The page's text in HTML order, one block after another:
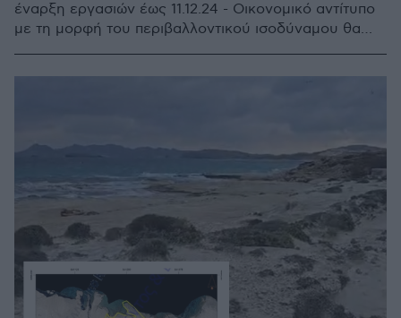
έναρξη εργασιών έως 11.12.24 - Οικονομικό αντίτυπο
με τη μορφή του περιβαλλοντικού ισοδύναμου θα